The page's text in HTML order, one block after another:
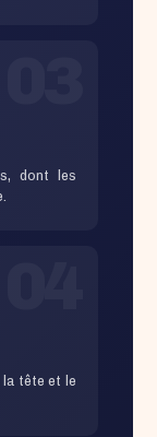
dont les
la tête et le